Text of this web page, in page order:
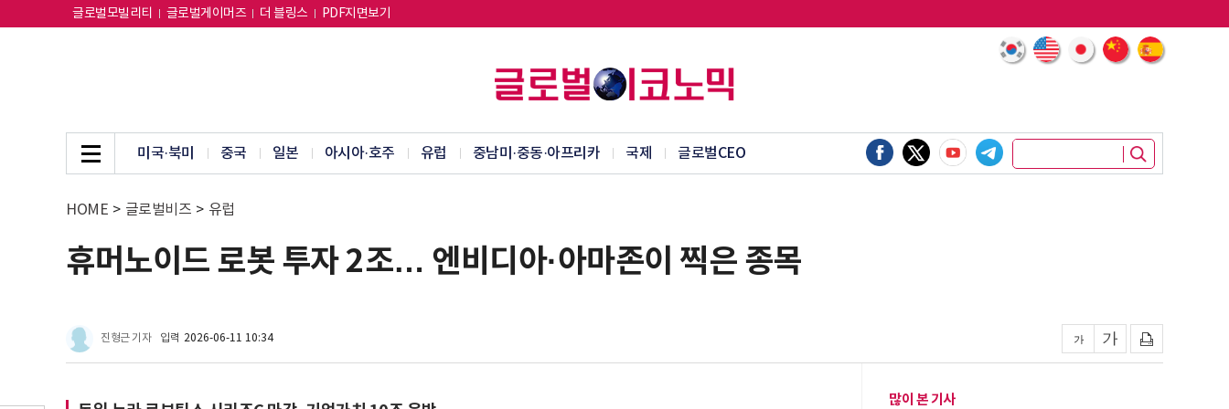
글로벌모빌리티 글로벌게이머즈 더 블링스 PDF지면보기
미국·북미 중국 일본 아시아·호주 유럽 중남미·중동·아프리카 국제 글로벌CEO
HOME > 글로벌비즈 > 유럽
휴머노이드 로봇 투자 2조… 엔비디아·아마존이 찍은 종목
진형근 기자 입력 2026-06-11 10:34
많이 본 기사